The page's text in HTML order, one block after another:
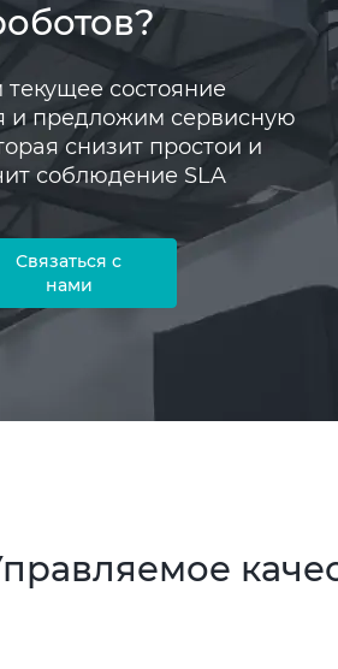
состояние
и предложим сервисную
снизит простои и
соблюдение SLA
Связаться с
нами